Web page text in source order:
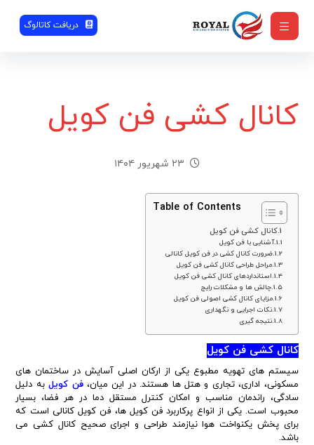
دریافت کاتالوگ
کانال کشی فن کویل
۲۳ شهریور ۱۴۰۴
Table of Contents
کانال کشی فن کویل
آشنایی با فن کویل
ضرورت کانال کشی در فن کویل کانالی
مراحل طراحی کانال کشی فن کویل
استانداردهای کانال کشی فن کویل
چالش ها و مشکلات رایج
مزایای کانال کشی اصولی فن کویل
نکات اجرایی و نگهداری
نتیجه گیری
کانال کشی فن کویل
سیستم های تهویه مطبوع یکی از ارکان اصلی آسایش در ساختمان های
مسکونی، اداری، تجاری و هتل ها هستند. در این میان،فن کویلبه دلیل
سادگی، راندمان مناسب و امکان کنترل مستقل دما در هر فضا، بسیار
محبوب است. یکی از انواع پرکاربرد فن کویل ها، فن کویل کانالی است که
برای پخش یکنواخت هوا نیازمند طراحی و اجرای صحیح کانال کشی می
باشد.